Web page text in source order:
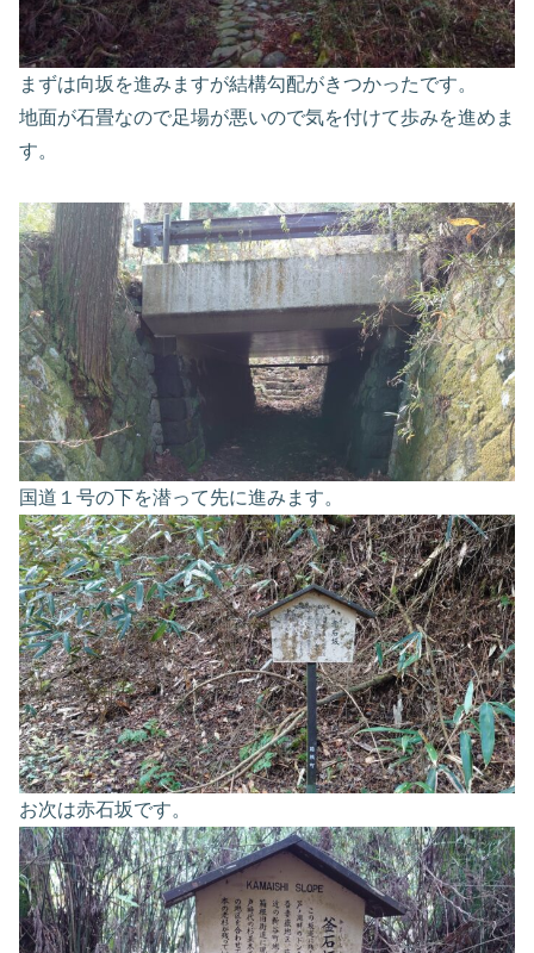
まずは向坂を進みますが結構勾配がきつかったです。
地面が石畳なので足場が悪いので気を付けて歩みを進めま
す。
国道１号の下を潜って先に進みます。
お次は赤石坂です。